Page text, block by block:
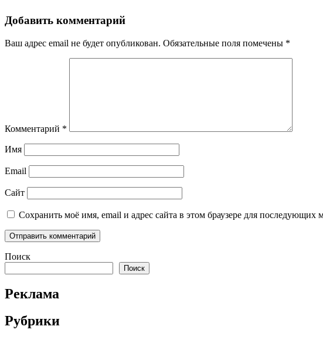
Добавить комментарий
Ваш адрес email не будет опубликован. Обязательные поля помечены *
Комментарий *
Имя
Email
Сайт
Сохранить моё имя, email и адрес сайта в этом браузере для последующих
Поиск
Поиск
Реклама
Рубрики